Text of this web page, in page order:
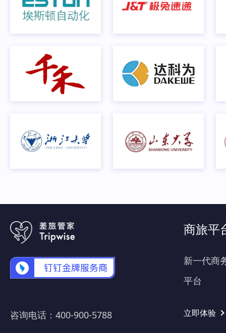
咨询电话：400-900-5788
商旅平
新一代商
平台
立即体验